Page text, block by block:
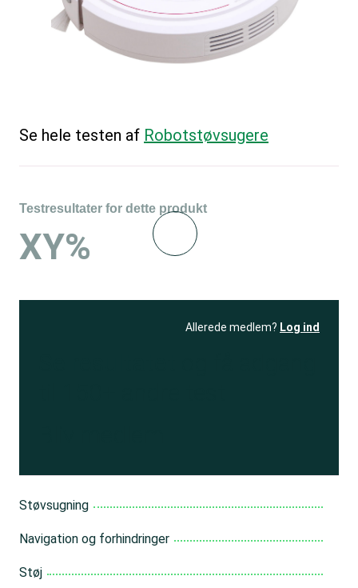
Se hele testen af Robotstøvsugere
Testresultater for dette produkt
XY%
Allerede medlem? Log ind
Støvsugning
Navigation og forhindringer
Støj